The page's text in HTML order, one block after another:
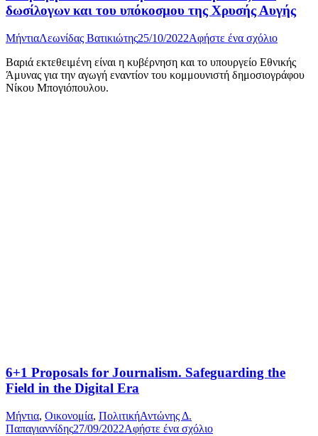
δωσίλογων και του υπόκοσμου της Χρυσής Αυγής
ΜήντιαΛεωνίδας Βατικιώτης25/10/2022Αφήστε ένα σχόλιο
Βαριά εκτεθειμένη είναι η κυβέρνηση και το υπουργείο Εθνικής
Άμυνας για την αγωγή εναντίον του κομμουνιστή δημοσιογράφου
Νίκου Μπογιόπουλου.
6+1 Proposals for Journalism. Safeguarding the
Field in the Digital Era
Μήντια, Οικονομία, ΠολιτικήΑντώνης Δ.
Παπαγιαννίδης27/09/2022Αφήστε ένα σχόλιο